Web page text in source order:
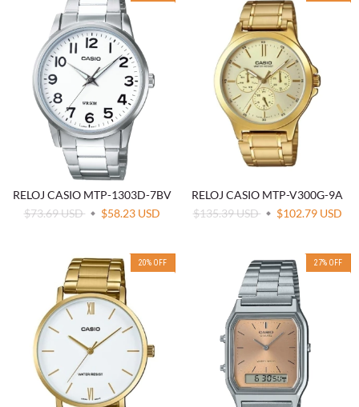
RELOJ CASIO MTP-1303D-7BV
$73.69 USD
$58.23 USD
RELOJ CASIO MTP-V300G-9A
$135.39 USD
$102.79 USD
20% OFF 27% OFF